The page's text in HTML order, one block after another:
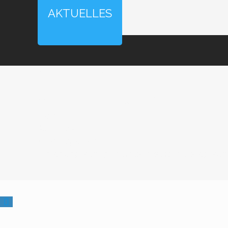
AKTUELLES
Einladung zum